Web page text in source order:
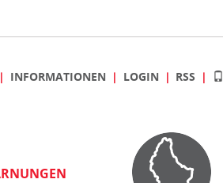
INFORMATIONEN LOGIN RSS